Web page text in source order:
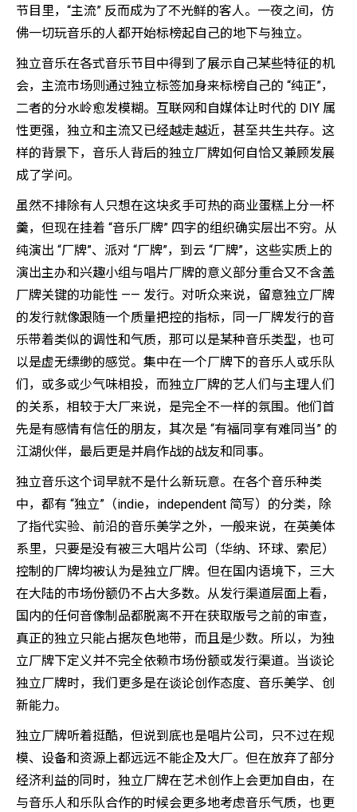
节目里，“主流” 反而成为了不光鲜的客人。一夜之间，仿
佛一切玩音乐的人都开始标榜起自己的地下与独立。
独立音乐在各式音乐节目中得到了展示自己某些特征的机
会，主流市场则通过独立标签加身来标榜自己的 “纯正”，
二者的分水岭愈发模糊。互联网和自媒体让时代的 DIY 属
性更强，独立和主流又已经越走越近，甚至共生共存。这
样的背景下，音乐人背后的独立厂牌如何自恰又兼顾发展
成了学问。
虽然不排除有人只想在这块炙手可热的商业蛋糕上分一杯
羹，但现在挂着 “音乐厂牌” 四字的组织确实层出不穷。从
纯演出 “厂牌”、派对 “厂牌”，到云 “厂牌”，这些实质上的
演出主办和兴趣小组与唱片厂牌的意义部分重合又不含盖
厂牌关键的功能性 —— 发行。对听众来说，留意独立厂牌
的发行就像跟随一个质量把控的指标，同一厂牌发行的音
乐带着类似的调性和气质，那可以是某种音乐类型，也可
以是虚无缥缈的感觉。集中在一个厂牌下的音乐人或乐队
们，或多或少气味相投，而独立厂牌的艺人们与主理人们
的关系，相较于大厂来说，是完全不一样的氛围。他们首
先是有感情有信任的朋友，其次是 “有福同享有难同当” 的
江湖伙伴，最后更是并肩作战的战友和同事。
独立音乐这个词早就不是什么新玩意。在各个音乐种类
中，都有 “独立”（indie，independent 简写）的分类，除
了指代实验、前沿的音乐美学之外，一般来说，在英美体
系里，只要是没有被三大唱片公司（华纳、环球、索尼）
控制的厂牌均被认为是独立厂牌。但在国内语境下，三大
在大陆的市场份额仍不占大多数。从发行渠道层面上看，
国内的任何音像制品都脱离不开在获取版号之前的审查，
真正的独立只能占据灰色地带，而且是少数。所以，为独
立厂牌下定义并不完全依赖市场份额或发行渠道。当谈论
独立厂牌时，我们更多是在谈论创作态度、音乐美学、创
新能力。
独立厂牌听着挺酷，但说到底也是唱片公司，只不过在规
模、设备和资源上都远远不能企及大厂。但在放弃了部分
经济利益的同时，独立厂牌在艺术创作上会更加自由，在
与音乐人和乐队合作的时候会更多地考虑音乐气质，也更